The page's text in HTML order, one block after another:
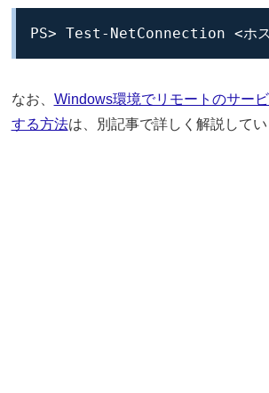
PS> Test-NetConnection <ホス
なお、 Windows環境でリモートのサー
する方法は、別記事で詳しく解説してい